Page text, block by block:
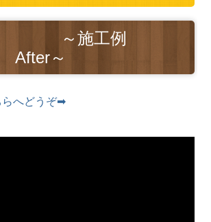
工例
After～
らへどうぞ➡